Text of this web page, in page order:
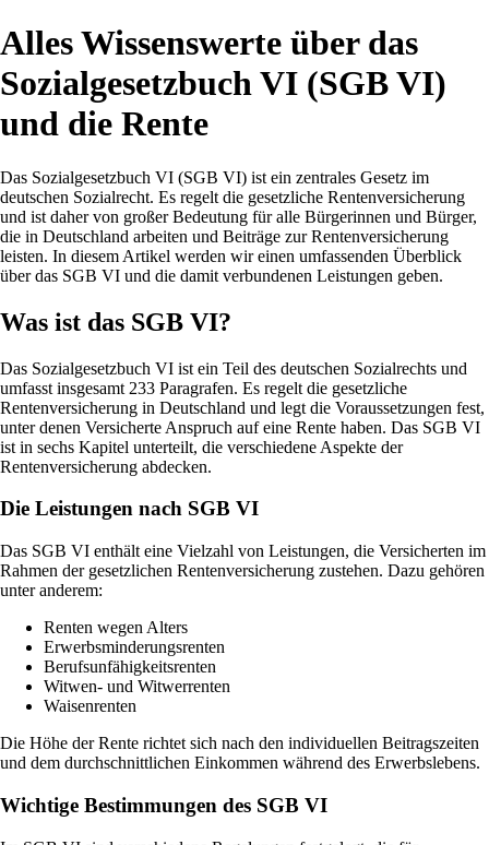
Alles Wissenswerte über das
Sozialgesetzbuch VI (SGB VI)
und die Rente
Das Sozialgesetzbuch VI (SGB VI) ist ein zentrales Gesetz im
deutschen Sozialrecht. Es regelt die gesetzliche Rentenversicherung
und ist daher von großer Bedeutung für alle Bürgerinnen und Bürger,
die in Deutschland arbeiten und Beiträge zur Rentenversicherung
leisten. In diesem Artikel werden wir einen umfassenden Überblick
über das SGB VI und die damit verbundenen Leistungen geben.
Was ist das SGB VI?
Das Sozialgesetzbuch VI ist ein Teil des deutschen Sozialrechts und
umfasst insgesamt 233 Paragrafen. Es regelt die gesetzliche
Rentenversicherung in Deutschland und legt die Voraussetzungen fest,
unter denen Versicherte Anspruch auf eine Rente haben. Das SGB VI
ist in sechs Kapitel unterteilt, die verschiedene Aspekte der
Rentenversicherung abdecken.
Die Leistungen nach SGB VI
Das SGB VI enthält eine Vielzahl von Leistungen, die Versicherten im
Rahmen der gesetzlichen Rentenversicherung zustehen. Dazu gehören
unter anderem:
Renten wegen Alters
Erwerbsminderungsrenten
Berufsunfähigkeitsrenten
Witwen- und Witwerrenten
Waisenrenten
Die Höhe der Rente richtet sich nach den individuellen Beitragszeiten
und dem durchschnittlichen Einkommen während des Erwerbslebens.
Wichtige Bestimmungen des SGB VI